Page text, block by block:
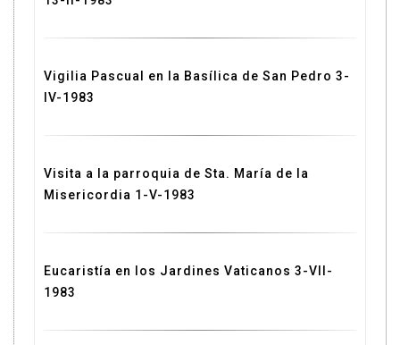
Vigilia Pascual en la Basílica de San Pedro 3-
IV-1983
Visita a la parroquia de Sta. María de la
Misericordia 1-V-1983
Eucaristía en los Jardines Vaticanos 3-VII-
1983